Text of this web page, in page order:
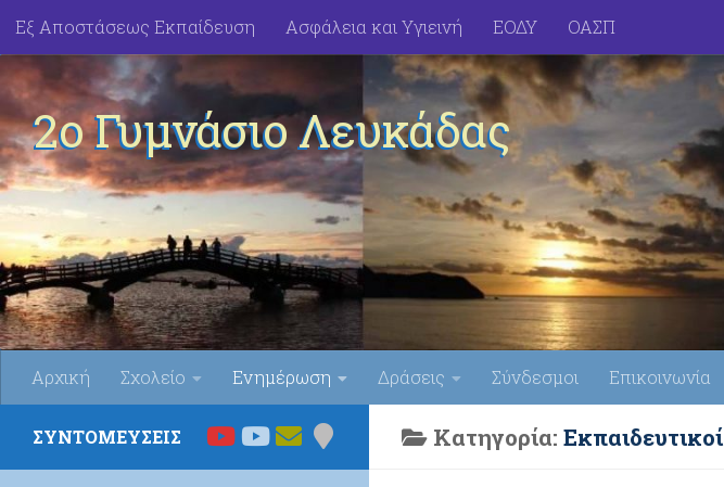
Skip to content
Εξ Αποστάσεως Εκπαίδευση Ασφάλεια και Υγιεινή ΕΟΔΥ ΟΑΣΠ
2ο Γυμνάσιο Λευκάδας
Αρχική Σχολείο Ενημέρωση Δράσεις Σύνδεσμοι Επικοινωνία
Κατηγορία: Εκπαιδευτικοί
ΣΥΝΤΟΜΕΥΣΕΙΣ